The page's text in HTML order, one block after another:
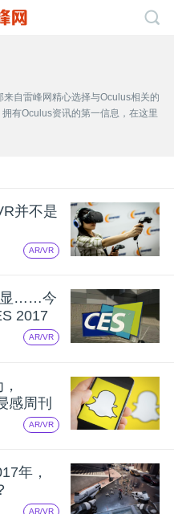
自雷峰网精心选择与Oculus相关的
有Oculus资讯的第一信息，在这里
并不是
AR/VR
显……今
2017
AR/VR
感周刊
AR/VR
年，
AR/VR